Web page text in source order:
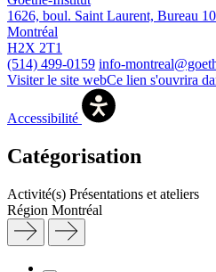
1626, boul. Saint Laurent, Bureau
Montréal
H2X 2T1
(514) 499-0159 info-
Visiter le site webCe lien s'ouvrira
Accessibilité
Catégorisation
Activité(s) Présentations et ateliers
Région Montréal